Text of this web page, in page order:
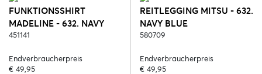
FUNKTIONSSHIRT
MADELINE - 632. NAVY
BLUE
451141
Endverbraucherpreis
€ 49,95
REITLEGGING MITSU - 632.
NAVY BLUE
580709
Endverbraucherpreis
€ 49,95